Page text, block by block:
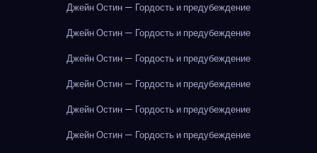
Джейн Остин — Гордость и предубеждение
Джейн Остин — Гордость и предубеждение
Джейн Остин — Гордость и предубеждение
Джейн Остин — Гордость и предубеждение
Джейн Остин — Гордость и предубеждение
Джейн Остин — Гордость и предубеждение